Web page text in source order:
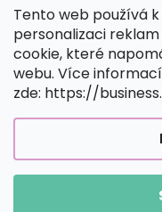
Tento web používá
personalizaci
cookie, které
webu. Více informací
zde: https://
Velká Británie
SPOLEHLIVÉ
BEZPEČNÉ MOŽNOSTI